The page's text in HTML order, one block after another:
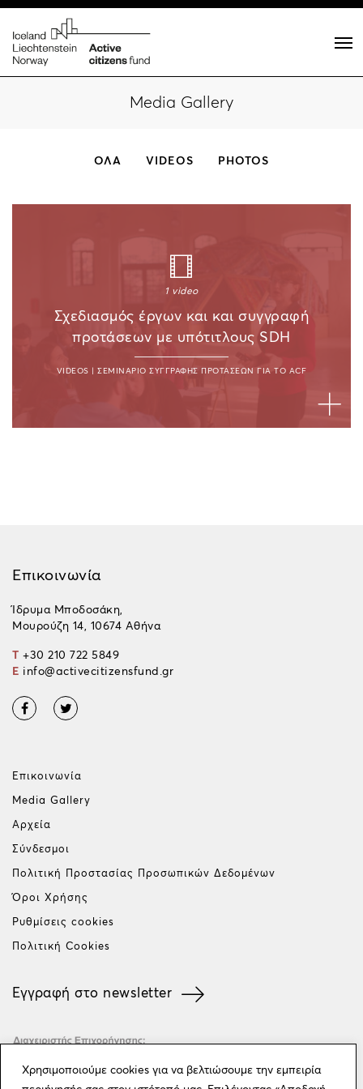
Χρησιμοποιούμε cookies για να βελτιώσουμε την εμπειρία
Media Gallery
ΟΛΑ VIDEOS PHOTOS
1 video
Σχεδιασμός έργων και και συγγραφή
προτάσεων με υπότιτλους SDH
VIDEOS |ΣΕΜΙΝΑΡΙΟ ΣΥΓΓΡΑΦΗΣ ΠΡΟΤΑΣΕΩΝ ΓΙΑ ΤΟ ACF
Επικοινωνία
Ίδρυμα Μποδοσάκη,
Μουρούζη 14, 10674 Αθήνα
T +30 210 722 5849
E info@activecitizensfund.gr
Επικοινωνία
Media Gallery
Αρχεία
Σύνδεσμοι
Πολιτική Προστασίας Προσωπικών Δεδομένων
Όροι Χρήσης
Ρυθμίσεις cookies
Πολιτική Cookies
Εγγραφή στο newsletter